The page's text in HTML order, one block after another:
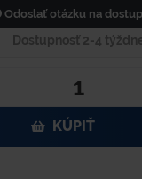
Odoslať otázku na
Dostupnosť 2-4
KÚPIŤ